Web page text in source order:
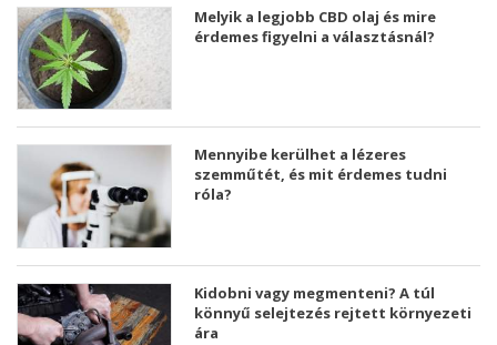
Melyik a legjobb CBD olaj és mire
érdemes figyelni a választásnál?
Mennyibe kerülhet a lézeres
szemműtét, és mit érdemes tudni
róla?
Kidobni vagy megmenteni? A túl
könnyű selejtezés rejtett környezeti
ára